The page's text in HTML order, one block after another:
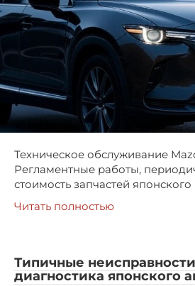
Техническое обслуживание
Регламентные работы,
стоимость запчастей
Читать полностью
Типичные
диагностика японского